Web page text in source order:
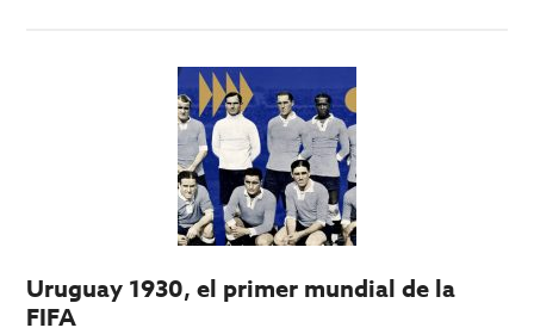
Uruguay 1930, el primer mundial de la
FIFA